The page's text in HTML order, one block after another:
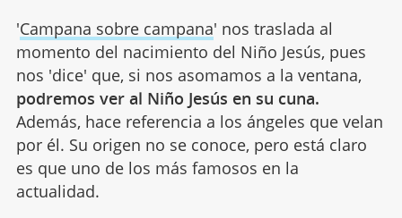
'Campana sobre campana' nos traslada al
momento del nacimiento del Niño Jesús, pues
nos 'dice' que, si nos asomamos a la ventana,
podremos ver al Niño Jesús en su cuna.
Además, hace referencia a los ángeles que velan
por él. Su origen no se conoce, pero está claro
es que uno de los más famosos en la
actualidad.